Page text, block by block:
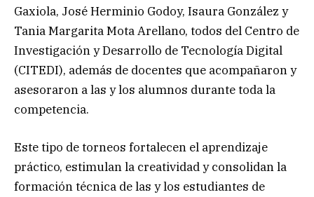
Gaxiola, José Herminio Godoy, Isaura González y
Tania Margarita Mota Arellano, todos del Centro de
Investigación y Desarrollo de Tecnología Digital
(CITEDI), además de docentes que acompañaron y
asesoraron a las y los alumnos durante toda la
competencia.
Este tipo de torneos fortalecen el aprendizaje
práctico, estimulan la creatividad y consolidan la
formación técnica de las y los estudiantes de